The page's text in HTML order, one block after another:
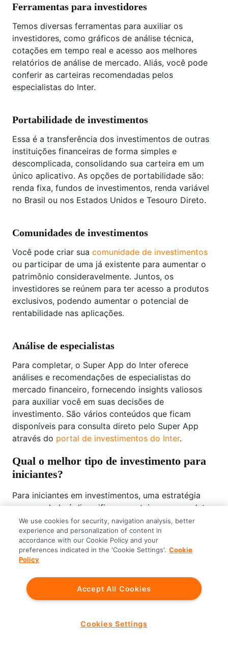
Ferramentas para investidores
Temos diversas ferramentas para auxiliar os
investidores, como gráficos de análise técnica,
cotações em tempo real e acesso aos melhores
relatórios de análise de mercado. Aliás, você pode
conferir as carteiras recomendadas pelos
especialistas do Inter.
Portabilidade de investimentos
Essa é a transferência dos investimentos de outras
instituições financeiras de forma simples e
descomplicada, consolidando sua carteira em um
único aplicativo. As opções de portabilidade são:
renda fixa, fundos de investimentos, renda variável
no Brasil ou nos Estados Unidos e Tesouro Direto.
Comunidades de investimentos
Você pode criar sua comunidade de investimentos
ou participar de uma já existente para aumentar o
patrimônio consideravelmente. Juntos, os
investidores se reúnem para ter acesso a produtos
exclusivos, podendo aumentar o potencial de
rentabilidade nas aplicações.
Análise de especialistas
Para completar, o Super App do Inter oferece
análises e recomendações de especialistas do
mercado financeiro, fornecendo insights valiosos
para auxiliar você em suas decisões de
investimento. São vários conteúdos que ficam
disponíveis para consulta direto pelo Super App
através do portal de investimentos do Inter.
Qual o melhor tipo de investimento para
iniciantes?
Para iniciantes em investimentos, uma estratégia
recomendada é diversificar a carteira com produtos
de renda fixa que ofereçam segurança, como CDB,
LCI e LCA, protegidos pelo Fundo Garantidor de
Crédito (FGC).
Qual é o melhor investimento hoje em dia?
A melhor aplicação financeira depende do perfil do
perfil conservador e que quer formar uma reserva
We use cookies for security, navigation analysis, better
experience and personalization of content in
accordance with our Cookie Policy and your
preferences indicated in the 'Cookie Settings'. Cookie
Policy
Accept All Cookies
Cookies Settings